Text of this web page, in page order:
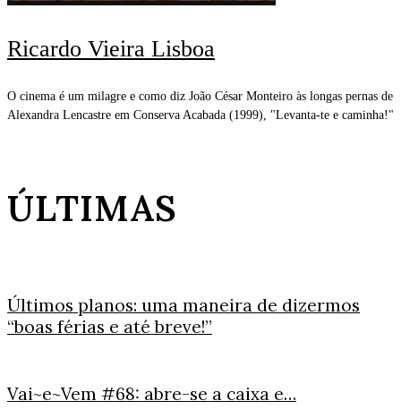
Ricardo Vieira Lisboa
O cinema é um milagre e como diz João César Monteiro às longas pernas de
Alexandra Lencastre em Conserva Acabada (1999), "Levanta-te e caminha!"
ÚLTIMAS
Últimos planos: uma maneira de dizermos
“boas férias e até breve!”
Vai~e~Vem #68: abre-se a caixa e…